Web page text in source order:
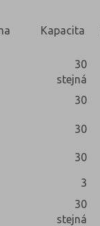
Kapacita
30
stejná
30
30
30
3
30
stejná